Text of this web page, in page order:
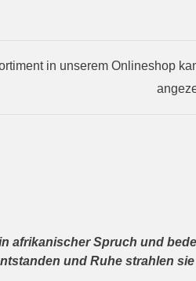
in unserem Onlineshop
afrikanischer Spruch und
und Ruhe strahlen